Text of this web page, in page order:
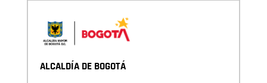
ALCALDÍA DE BOGOTÁ